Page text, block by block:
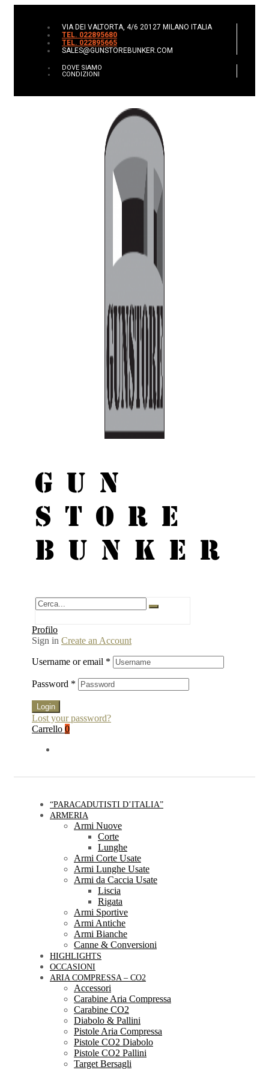
VIA DEI VALTORTA, 4/6 20127 MILANO ITALIA
TEL. 022895680
TEL. 022895665
SALES@GUNSTOREBUNKER.COM
DOVE SIAMO
CONDIZIONI
GUN
STORE
BUNKER
Profilo
Sign in Create an Account
Username or email *
Password *
Login
Lost your password?
Carrello 0
“PARACADUTISTI D’ITALIA”
ARMERIA
Armi Nuove
Corte
Lunghe
Armi Corte Usate
Armi Lunghe Usate
Armi da Caccia Usate
Liscia
Rigata
Armi Sportive
Armi Antiche
Armi Bianche
Canne & Conversioni
HIGHLIGHTS
OCCASIONI
ARIA COMPRESSA – CO2
Accessori
Carabine Aria Compressa
Carabine CO2
Diabolo & Pallini
Pistole Aria Compressa
Pistole CO2 Diabolo
Pistole CO2 Pallini
Target Bersagli